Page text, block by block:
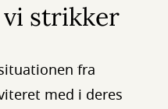
vi strikker
fra
med i deres